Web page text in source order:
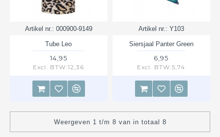
Artikel nr.: 000900-9149
Tube Leo
14,95
Excl. BTW:12,36
Artikel nr.: Y103
Siersjaal Panter Green
6,95
Excl. BTW:5,74
Weergeven 1 t/m 8 van in totaal 8